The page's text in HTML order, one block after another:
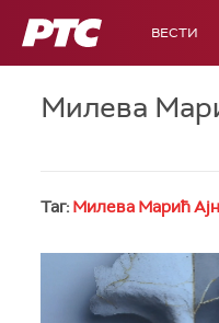
РТС ВЕСТИ
Милева
Таг: Милева Марић